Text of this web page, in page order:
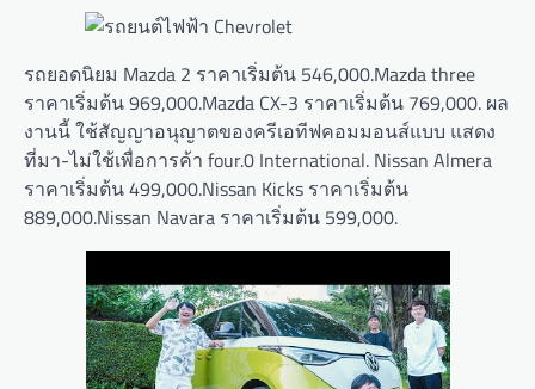
รถยอดนิยม Mazda 2 ราคาเริ่มต้น 546,000.Mazda three
ราคาเริ่มต้น 969,000.Mazda CX-3 ราคาเริ่มต้น 769,000. ผล
งานนี้ ใช้สัญญาอนุญาตของครีเอทีฟคอมมอนส์แบบ แสดง
ที่มา-ไม่ใช้เพื่อการค้า four.0 International. Nissan Almera
ราคาเริ่มต้น 499,000.Nissan Kicks ราคาเริ่มต้น
889,000.Nissan Navara ราคาเริ่มต้น 599,000.